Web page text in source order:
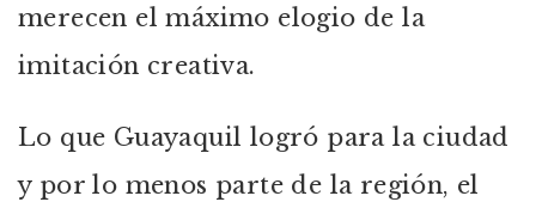
merecen el máximo elogio de la
imitación creativa.
Lo que Guayaquil logró para la ciudad
y por lo menos parte de la región, el